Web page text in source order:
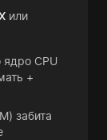
или
ядро CPU
+
забита